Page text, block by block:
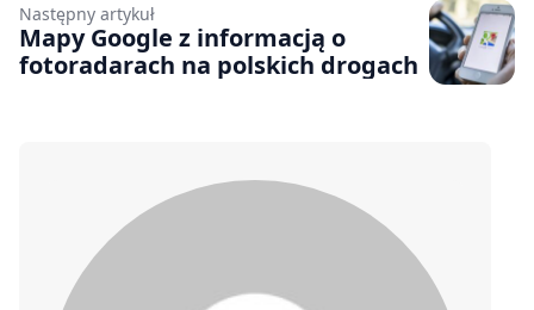
Następny artykuł
Mapy Google z informacją o
fotoradarach na polskich drogach